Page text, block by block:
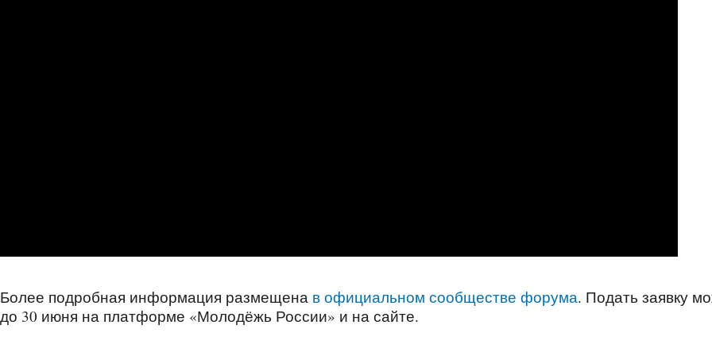
Более подробная информация размещена в официальном сообществе форума. Подать заявку
до 30 июня на платформе «Молодёжь России» и на сайте.